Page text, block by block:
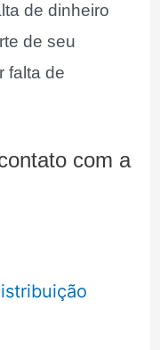
de dinheiro
de seu
falta de
com a